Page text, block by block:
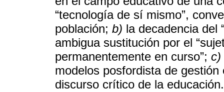
“tecnología de sí mismo”,
población; b) la decadencia del
ambigua sustitución por el
permanentemente en curso”; c)
modelos posfordista de
discurso crítico de la educación.